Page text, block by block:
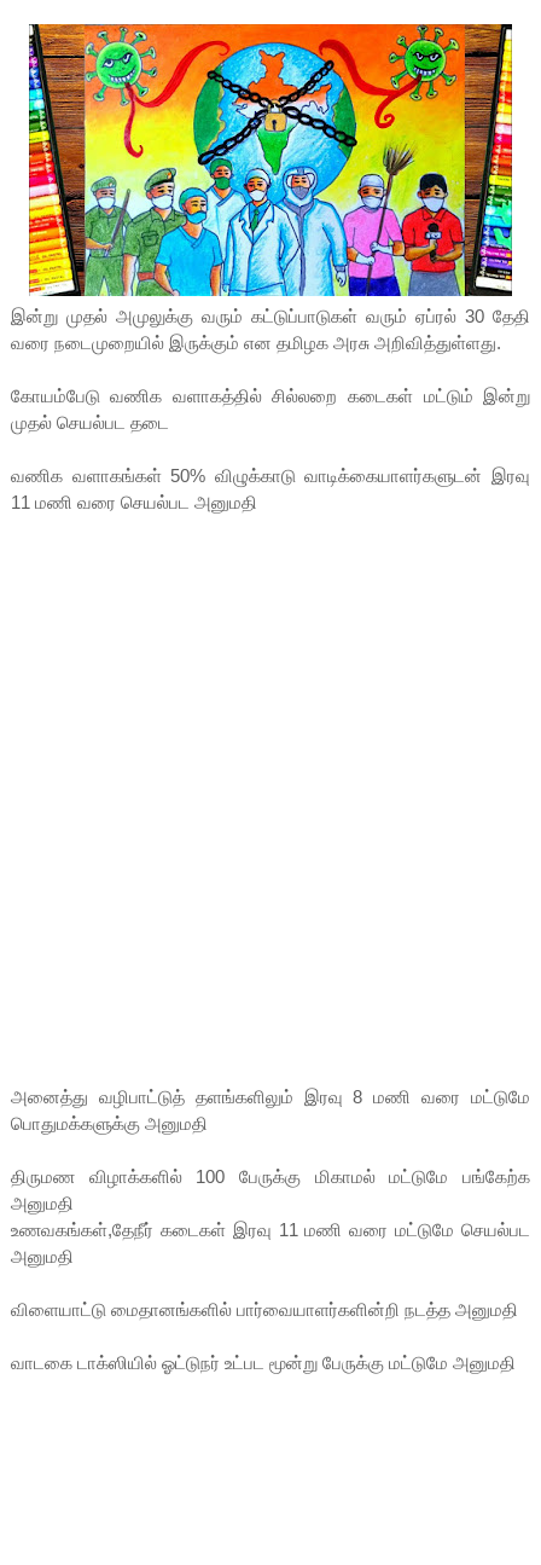
இன்று முதல் அமுலுக்கு வரும் கட்டுப்பாடுகள் வரும் ஏப்ரல் 30 தேதி
வரை நடைமுறையில் இருக்கும் என தமிழக அரசு அறிவித்துள்ளது.
கோயம்பேடு வணிக வளாகத்தில் சில்லறை கடைகள் மட்டும் இன்று
முதல் செயல்பட தடை
வணிக வளாகங்கள் 50% விழுக்காடு வாடிக்கையாளர்களுடன் இரவு
11 மணி வரை செயல்பட அனுமதி
அனைத்து வழிபாட்டுத் தளங்களிலும் இரவு 8 மணி வரை மட்டுமே
பொதுமக்களுக்கு அனுமதி
திருமண விழாக்களில் 100 பேருக்கு மிகாமல் மட்டுமே பங்கேற்க
அனுமதி
உணவகங்கள்,தேநீர் கடைகள் இரவு 11 மணி வரை மட்டுமே செயல்பட
அனுமதி
விளையாட்டு மைதானங்களில் பார்வையாளர்களின்றி நடத்த அனுமதி
வாடகை டாக்ஸியில் ஓட்டுநர் உட்பட மூன்று பேருக்கு மட்டுமே அனுமதி